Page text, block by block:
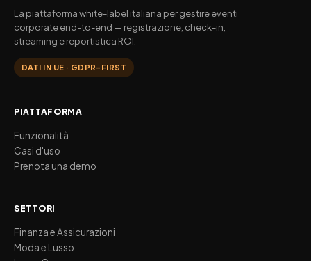
La piattaforma white-label italiana per gestire eventi
corporate end-to-end — registrazione, check-in,
streaming e reportistica ROI.
DATI IN UE · GDPR-FIRST
PIATTAFORMA
Funzionalità
Casi d'uso
Prenota una demo
SETTORI
Finanza e Assicurazioni
Moda e Lusso